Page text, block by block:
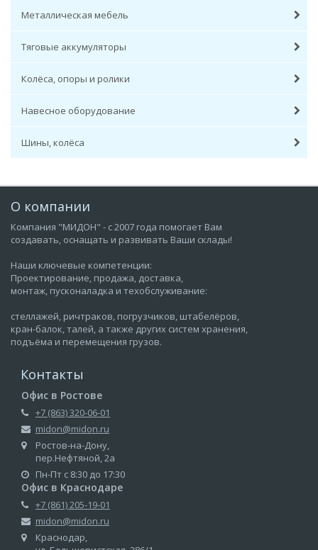
Металлическая мебель
Тяговые аккумуляторы
Колёса, опоры и ролики
Навесное оборудование
Шины, колёса
О компании
Компания "МИДОН" - с 2007 года помогает Вам
создавать, оснащать и развивать Ваши склады!
Наши ключевые компетенции:
Проектирование, продажа, доставка,
монтаж, пусконаладка и техобслуживание:
стеллажей, ричтраков, погрузчиков, штабелёров,
кран-балок, талей, а также других систем хранения,
подъёма и перемещения грузов.
Контакты
Офис в Ростове
+7 (863) 320-06-01
midon@midon.ru
Ростов-на-Дону,
пер.Нефтяной, 2а
Пн-Пт с 8:30 до 17:30
Офис в Краснодаре
+7 (861) 205-19-01
midon@midon.ru
Краснодар,